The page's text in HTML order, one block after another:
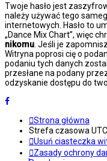
Twoje hasło jest
należy używać tego
internetowych. Hasło to
„Dance Mix Chart”, więc
nikomu . Jeśli je
Witryna poprosi cię o
podaniu tych danych
przesłane na podany
odzyskanie dostępu do
Strona główna
Strefa czasowa
Usuń ciasteczka
Zasady ochrony